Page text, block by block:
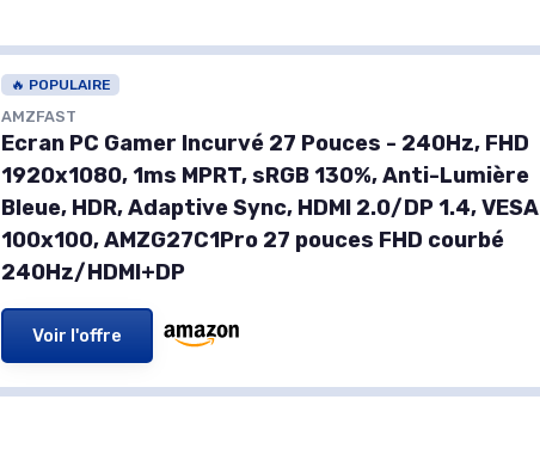
🔥 POPULAIRE
AMZFAST
Ecran PC Gamer Incurvé 27 Pouces - 240Hz, FHD
1920x1080, 1ms MPRT, sRGB 130%, Anti-Lumière
Bleue, HDR, Adaptive Sync, HDMI 2.0/DP 1.4, VESA
100x100, AMZG27C1Pro 27 pouces FHD courbé
240Hz/HDMI+DP
Voir l'offre